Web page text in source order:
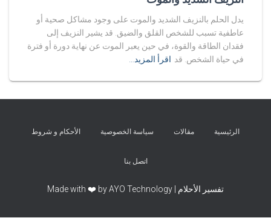
يدل الحلم بالنزيف الشديد والموت على وجود مشاكل صحية أو
عاطفية تسبب للشخص القلق والضيق. قد يشير النزيف إلى
فقدان الطاقة والقوة، في حين يعبر الموت عن نهاية دورة أو فترة
في حياة الشخص. قد اقرأ المزيد…
الرئيسية مقالات سياسة الخصوصية الأحكام و شروط
اتصل بنا
تفسير الأحلام | Made with ❤️ by AYO Technology